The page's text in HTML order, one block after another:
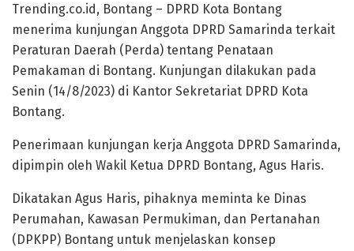
Trending.co.id, Bontang – DPRD Kota Bontang
menerima kunjungan Anggota DPRD Samarinda terkait
Peraturan Daerah (Perda) tentang Penataan
Pemakaman di Bontang. Kunjungan dilakukan pada
Senin (14/8/2023) di Kantor Sekretariat DPRD Kota
Bontang.
Penerimaan kunjungan kerja Anggota DPRD Samarinda,
dipimpin oleh Wakil Ketua DPRD Bontang, Agus Haris.
Dikatakan Agus Haris, pihaknya meminta ke Dinas
Perumahan, Kawasan Permukiman, dan Pertanahan
(DPKPP) Bontang untuk menjelaskan konsep